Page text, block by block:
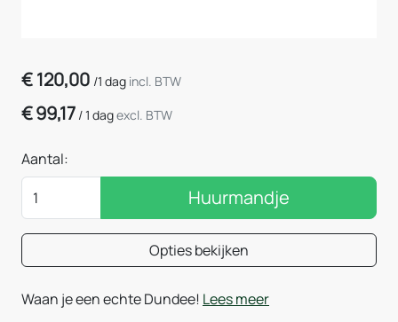
€120,00 /1 dag incl. BTW
€99,17 /1 dagexcl. BTW
Aantal:
Huurmandje
Opties bekijken
Waan je een echte Dundee! Lees meer